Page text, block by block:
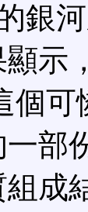
銀
示
個可
一部
成